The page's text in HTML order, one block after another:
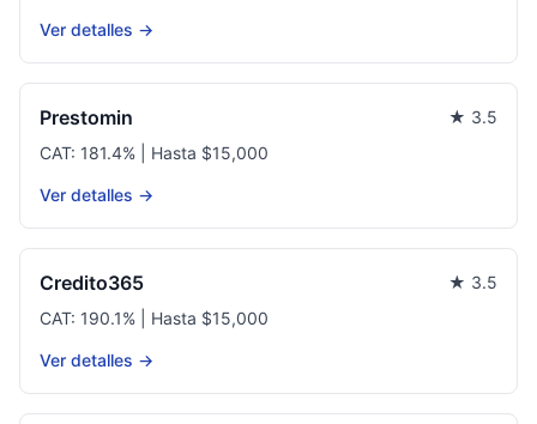
Ver detalles →
Prestomin
★ 3.5
CAT: 181.4% | Hasta $15,000
Ver detalles →
Credito365
★ 3.5
CAT: 190.1% | Hasta $15,000
Ver detalles →